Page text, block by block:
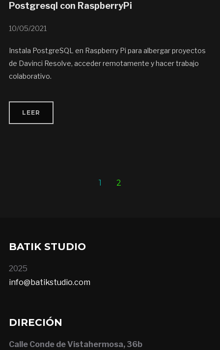
Postgresql con RaspberryPi
10/05/2021
Instala PostgreSQL en Raspberry Pi para albergar proyectos
de Davinci Resolve, acceder remotamente y hacer trabajo
colaborativo.
LEER
1 2
BATIK STUDIO
2025
info@batikstudio.com
DIRECIÓN
Calle Conde de Vistahermosa, 36b